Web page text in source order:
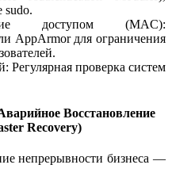
sudo.
доступом (MAC):
AppArmor для ограничения
Регулярная проверка систем
Восстановление
Recovery)
непрерывности бизнеса —